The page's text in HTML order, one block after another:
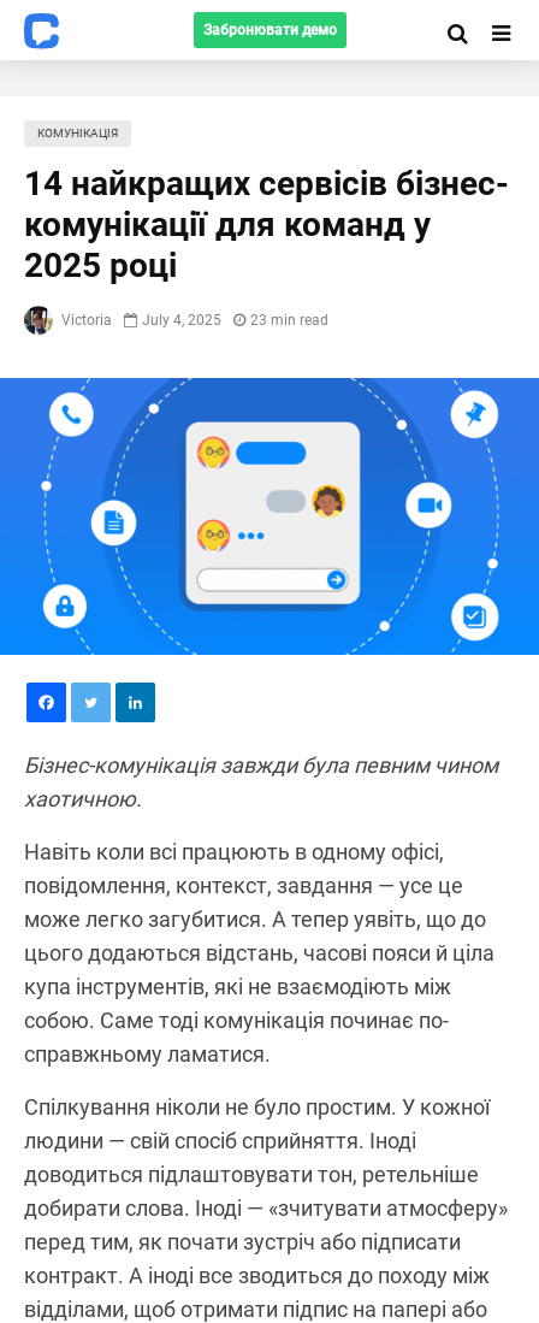
Забронювати демо
КОМУНІКАЦІЯ
14 найкращих сервісів бізнес-
комунікації для команд у
2025 році
Victoria July 4, 2025 23 min read
Бізнес-комунікація завжди була певним чином
хаотичною.
Навіть коли всі працюють в одному офісі,
повідомлення, контекст, завдання — усе це
може легко загубитися. А тепер уявіть, що до
цього додаються відстань, часові пояси й ціла
купа інструментів, які не взаємодіють між
собою. Саме тоді комунікація починає по-
справжньому ламатися.
Спілкування ніколи не було простим. У кожної
людини — свій спосіб сприйняття. Іноді
доводиться підлаштовувати тон, ретельніше
добирати слова. Іноді — «зчитувати атмосферу»
перед тим, як почати зустріч або підписати
контракт. А іноді все зводиться до походу між
відділами, щоб отримати підпис на папері або